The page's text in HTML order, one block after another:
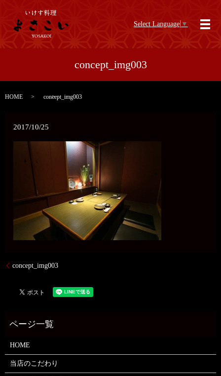
Select Language ▼
メ
concept_img003
HOME concept_img003
2017/10/25
concept_img003
HOME
当店のこだわり